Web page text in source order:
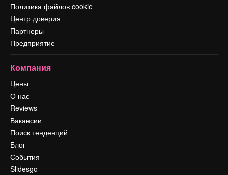
Политика файлов cookie
Центр доверия
Партнеры
Предприятие
Компания
Цены
О нас
Reviews
Вакансии
Поиск тенденций
Блог
События
Slidesgo